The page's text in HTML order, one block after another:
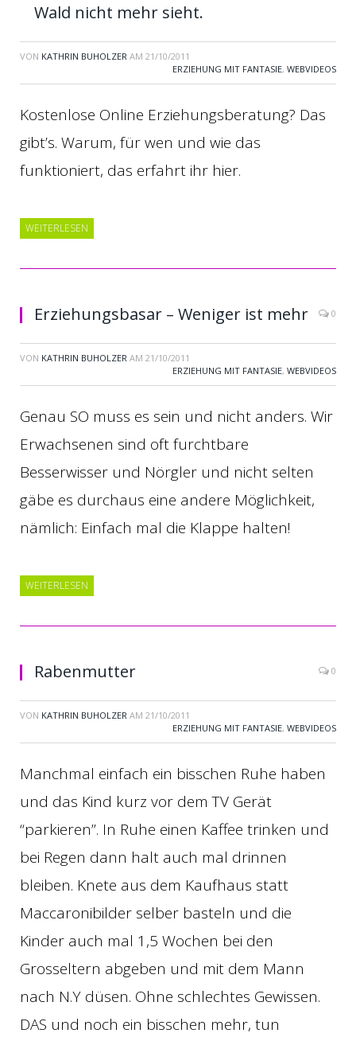
Wald nicht mehr sieht.
VON KATHRIN BUHOLZER AM 21/10/2011
ERZIEHUNG MIT FANTASIE, WEBVIDEOS
Kostenlose Online Erziehungsberatung? Das
gibt’s. Warum, für wen und wie das
funktioniert, das erfahrt ihr hier.
WEITERLESEN
Erziehungsbasar – Weniger ist mehr 0
VON KATHRIN BUHOLZER AM 21/10/2011
ERZIEHUNG MIT FANTASIE, WEBVIDEOS
Genau SO muss es sein und nicht anders. Wir
Erwachsenen sind oft furchtbare
Besserwisser und Nörgler und nicht selten
gäbe es durchaus eine andere Möglichkeit,
nämlich: Einfach mal die Klappe halten!
WEITERLESEN
Rabenmutter 0
VON KATHRIN BUHOLZER AM 21/10/2011
ERZIEHUNG MIT FANTASIE, WEBVIDEOS
Manchmal einfach ein bisschen Ruhe haben
und das Kind kurz vor dem TV Gerät
“parkieren”. In Ruhe einen Kaffee trinken und
bei Regen dann halt auch mal drinnen
bleiben. Knete aus dem Kaufhaus statt
Maccaronibilder selber basteln und die
Kinder auch mal 1,5 Wochen bei den
Grosseltern abgeben und mit dem Mann
nach N.Y düsen. Ohne schlechtes Gewissen.
DAS und noch ein bisschen mehr, tun